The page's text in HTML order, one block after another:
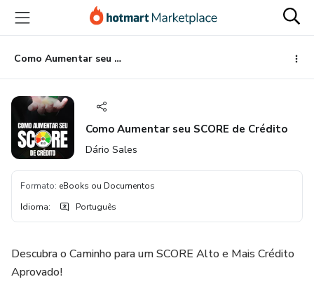
para
conteúdo
principal
para
pagamento
para
rodapé
Como Aumentar seu SCORE de Crédito
Como Aumentar seu SCORE de Crédito
Dário Sales
Formato: eBooks ou Documentos
Idioma: Português
Descubra o Caminho para um SCORE Alto e Mais Crédito
Aprovado!